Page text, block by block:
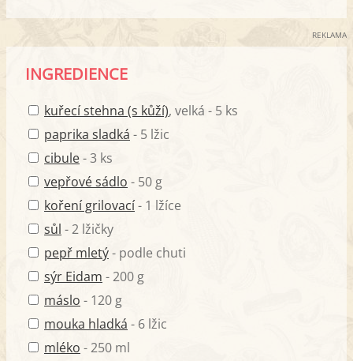
REKLAMA
INGREDIENCE
kuřecí stehna (s kůží), velká - 5 ks
paprika sladká - 5 lžic
cibule- 3 ks
vepřové sádlo - 50 g
koření grilovací- 1 lžíce
sůl - 2 lžičky
pepř mletý- podle chuti
sýr Eidam - 200 g
máslo - 120 g
mouka hladká - 6 lžic
mléko - 250 ml